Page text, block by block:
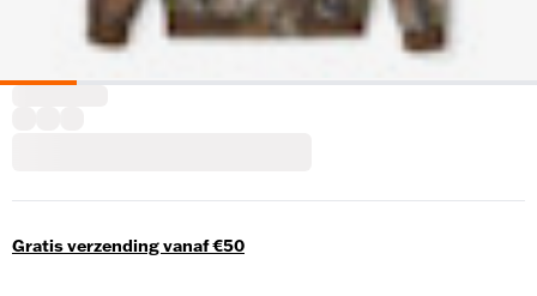
Gratis verzending vanaf €50